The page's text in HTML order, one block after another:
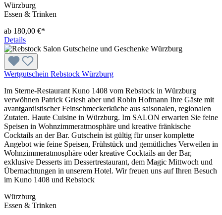
Würzburg
Essen & Trinken
ab 180,00 €*
Details
Wertgutschein Rebstock Würzburg
Im Sterne-Restaurant Kuno 1408 vom Rebstock in Würzburg
verwöhnen Patrick Griesh aber und Robin Hofmann Ihre Gäste mit
avantgardistischer Feinschmeckerküche aus saisonalen, regionalen
Zutaten. Haute Cuisine in Würzburg. Im SALON erwarten Sie feine
Speisen in Wohnzimmeratmosphäre und kreative fränkische
Cocktails an der Bar. Gutschein ist gültig für unser komplette
Angebot wie feine Speisen, Frühstück und gemütliches Verweilen in
Wohnzimmeratmosphäre oder kreative Cocktails an der Bar,
exklusive Desserts im Dessertrestaurant, dem Magic Mittwoch und
Übernachtungen in unserem Hotel. Wir freuen uns auf Ihren Besuch
im Kuno 1408 und Rebstock
Würzburg
Essen & Trinken